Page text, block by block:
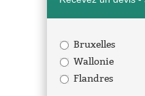
Bruxelles
Wallonie
Flandres